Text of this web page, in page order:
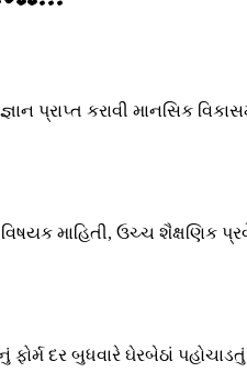
પ્રાપ્ત કરાવી માનસિક
માહિતી, ઉચ્ચ શૈક્ષણિક
ફોર્મ દર બુધવારે ઘેરબેઠાં